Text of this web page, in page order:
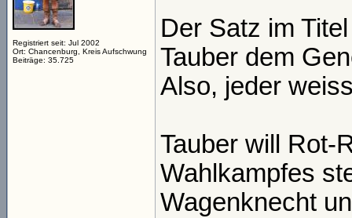
Registriert seit: Jul 2002
Ort: Chancenburg, Kreis Aufschwung
Beiträge: 35.725
Der Satz im
Tauber dem
Also, jeder
Tauber will Rot-
Wahlkampfes
Wagenknecht